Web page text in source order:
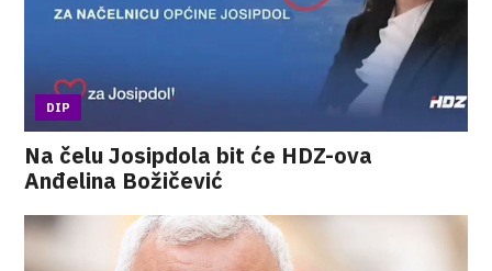
DIP
Na čelu Josipdola bit će HDZ-ova
Anđelina Božičević